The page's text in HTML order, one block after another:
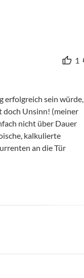
1
erfolgreich sein würde,
doch Unsinn! (meiner
nicht über Dauer
kalkulierte
an die Tür